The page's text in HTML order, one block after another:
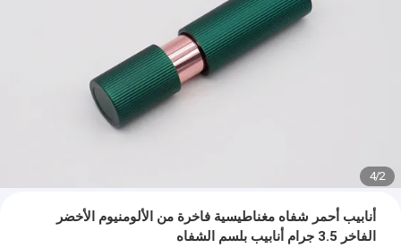
2
/
4
أنابيب أحمر شفاه مغناطيسية فاخرة من الألومنيوم الأخضر
الفاخر 3.5 جرام أنابيب بلسم الشفاه